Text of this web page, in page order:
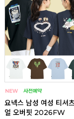
요넥스 남성 여성 티셔
얼 오버핏 2026FW